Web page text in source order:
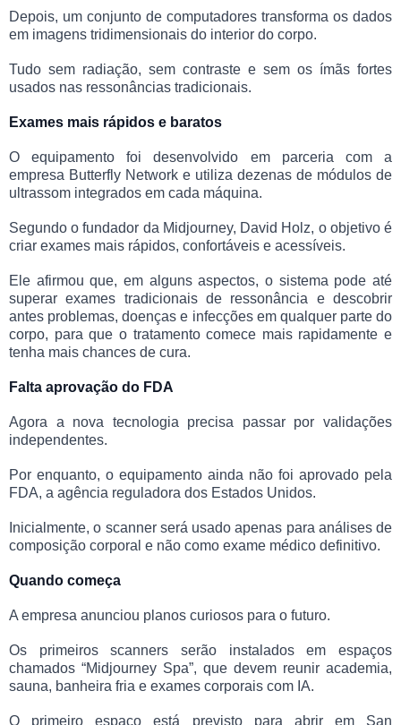
Depois, um conjunto de computadores transforma os dados
em imagens tridimensionais do interior do corpo.
Tudo sem radiação, sem contraste e sem os ímãs fortes
usados nas ressonâncias tradicionais.
Exames mais rápidos e baratos
O equipamento foi desenvolvido em parceria com a
empresa Butterfly Network e utiliza dezenas de módulos de
ultrassom integrados em cada máquina.
Segundo o fundador da Midjourney, David Holz, o objetivo é
criar exames mais rápidos, confortáveis e acessíveis.
Ele afirmou que, em alguns aspectos, o sistema pode até
superar exames tradicionais de ressonância e descobrir
antes problemas, doenças e infecções em qualquer parte do
corpo, para que o tratamento comece mais rapidamente e
tenha mais chances de cura.
Falta aprovação do FDA
Agora a nova tecnologia precisa passar por validações
independentes.
Por enquanto, o equipamento ainda não foi aprovado pela
FDA, a agência reguladora dos Estados Unidos.
Inicialmente, o scanner será usado apenas para análises de
composição corporal e não como exame médico definitivo.
Quando começa
A empresa anunciou planos curiosos para o futuro.
Os primeiros scanners serão instalados em espaços
chamados “Midjourney Spa”, que devem reunir academia,
sauna, banheira fria e exames corporais com IA.
O primeiro espaço está previsto para abrir em San